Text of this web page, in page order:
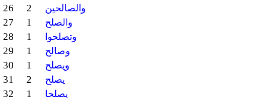
26 2 والصالحين
27 1 والصلح
28 1 وتصلحوا
29 1 وصالح
30 1 ويصلح
31 2 يصلح
32 1 يصلحا